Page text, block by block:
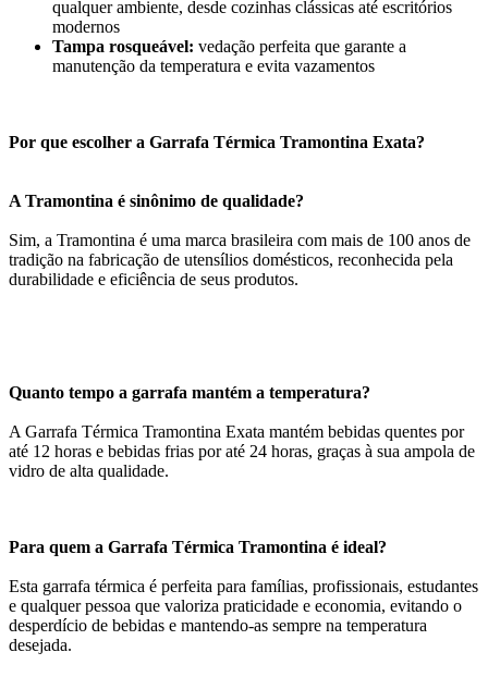
qualquer ambiente, desde cozinhas clássicas até escritórios
modernos
Tampa rosqueável: vedação perfeita que garante a
manutenção da temperatura e evita vazamentos
Por que escolher a Garrafa Térmica Tramontina Exata?
A Tramontina é sinônimo de qualidade?
Sim, a Tramontina é uma marca brasileira com mais de 100 anos de
tradição na fabricação de utensílios domésticos, reconhecida pela
durabilidade e eficiência de seus produtos.
Quanto tempo a garrafa mantém a temperatura?
A Garrafa Térmica Tramontina Exata mantém bebidas quentes por
até 12 horas e bebidas frias por até 24 horas, graças à sua ampola de
vidro de alta qualidade.
Para quem a Garrafa Térmica Tramontina é ideal?
Esta garrafa térmica é perfeita para famílias, profissionais, estudantes
e qualquer pessoa que valoriza praticidade e economia, evitando o
desperdício de bebidas e mantendo-as sempre na temperatura
desejada.